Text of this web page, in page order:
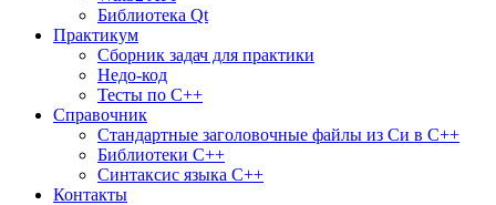
Библиотека Qt
Практикум
Сборник задач для практики
Недо-код
Тесты по С++
Справочник
Стандартные заголовочные файлы из Си в С++
Библиотеки С++
Синтаксис языка С++
Контакты